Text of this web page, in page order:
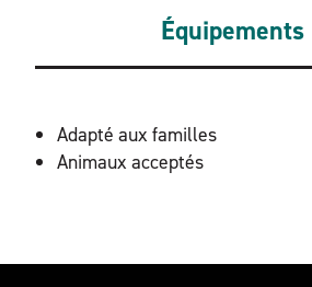
Équipements
ÉQUIPEMENTS
Adapté aux familles
Animaux acceptés